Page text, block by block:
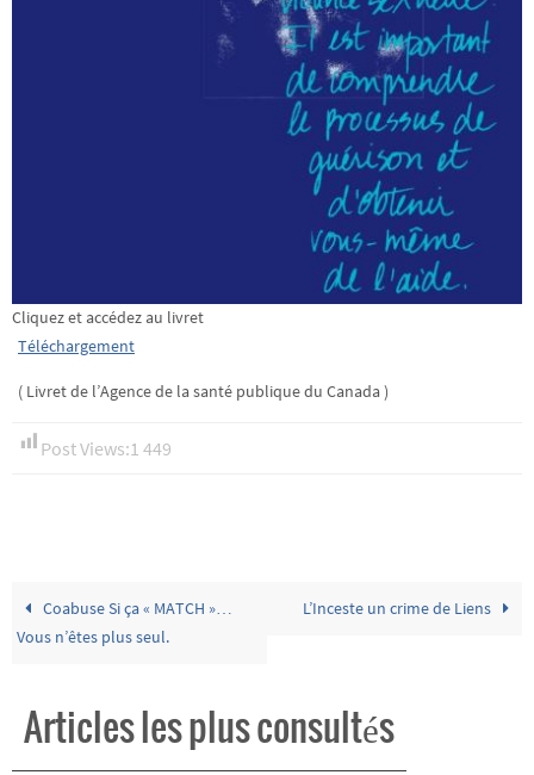
Cliquez et accédez au livret
Téléchargement
( Livret de l’Agence de la santé publique du Canada )
Post Views:1 449
Coabuse Si ça « MATCH »…
Vous n’êtes plus seul.
L’Inceste un crime de Liens
Articles les plus consultés